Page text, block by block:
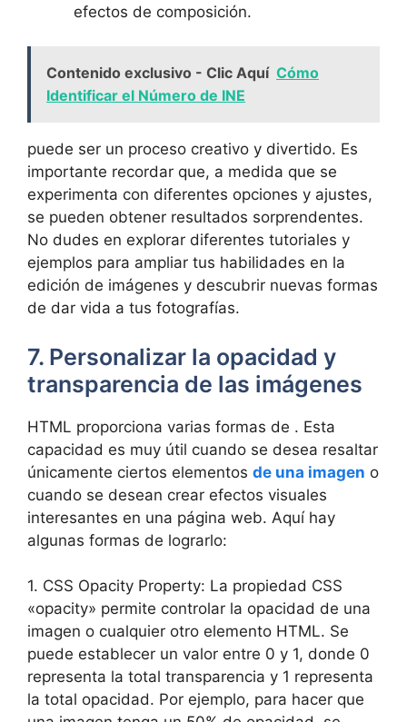
efectos de composición.
Contenido exclusivo - Clic Aquí Cómo
Identificar el Número de INE
puede ser un proceso creativo y divertido. Es
importante recordar que, a medida que se
experimenta con diferentes opciones y ajustes,
se pueden obtener resultados sorprendentes.
No dudes en explorar diferentes tutoriales y
ejemplos para ampliar tus habilidades en la
edición de imágenes y descubrir nuevas formas
de dar vida a tus fotografías.
7. Personalizar la opacidad y
transparencia de las imágenes
HTML proporciona varias formas de . Esta
capacidad es muy útil cuando se desea resaltar
únicamente ciertos elementos de una imagen o
cuando se desean crear efectos visuales
interesantes en una página web. Aquí hay
algunas formas de lograrlo:
1. CSS Opacity Property: La propiedad CSS
«opacity» permite controlar la opacidad de una
imagen o cualquier otro elemento HTML. Se
puede establecer un valor entre 0 y 1, donde 0
representa la total transparencia y 1 representa
la total opacidad. Por ejemplo, para hacer que